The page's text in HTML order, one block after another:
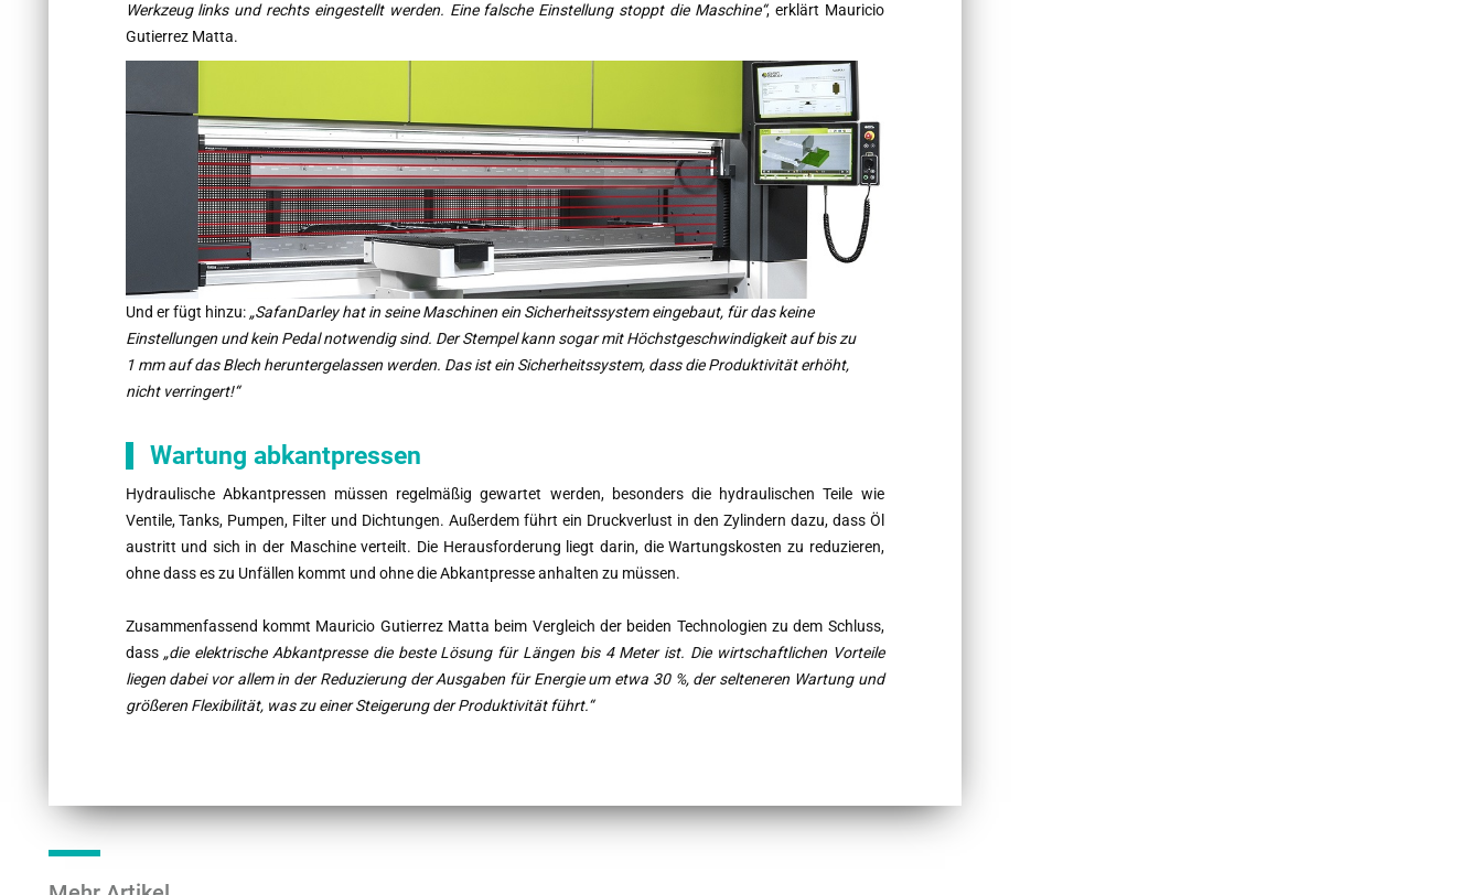
Werkzeug links und rechts eingestellt werden. Eine falsche Einstellung stoppt die Maschine“, erklärt Mauricio
Gutierrez Matta.
Und er fügt hinzu: „SafanDarley hat in seine Maschinen ein Sicherheitssystem eingebaut, für das keine
Einstellungen und kein Pedal notwendig sind. Der Stempel kann sogar mit Höchstgeschwindigkeit auf bis zu
1 mm auf das Blech heruntergelassen werden. Das ist ein Sicherheitssystem, dass die Produktivität erhöht,
nicht verringert!“
Wartung abkantpressen
Hydraulische Abkantpressen müssen regelmäßig gewartet werden, besonders die hydraulischen Teile wie
Ventile, Tanks, Pumpen, Filter und Dichtungen. Außerdem führt ein Druckverlust in den Zylindern dazu, dass Öl
austritt und sich in der Maschine verteilt. Die Herausforderung liegt darin, die Wartungskosten zu reduzieren,
ohne dass es zu Unfällen kommt und ohne die Abkantpresse anhalten zu müssen.
Zusammenfassend kommt Mauricio Gutierrez Matta beim Vergleich der beiden Technologien zu dem Schluss,
dass „die elektrische Abkantpresse die beste Lösung für Längen bis 4 Meter ist. Die wirtschaftlichen Vorteile
liegen dabei vor allem in der Reduzierung der Ausgaben für Energie um etwa 30 %, der selteneren Wartung und
größeren Flexibilität, was zu einer Steigerung der Produktivität führt.“